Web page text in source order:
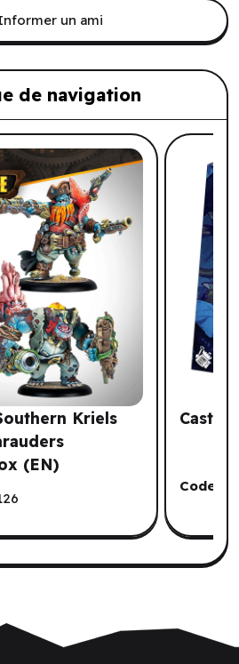
un ami
de navigation
suggérés: Votre
Kriels
(EN)
Castle
Code :